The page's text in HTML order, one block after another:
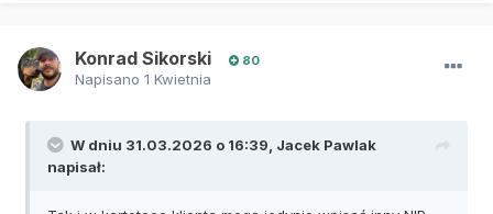
Konrad Sikorski 80
Napisano 1 Kwietnia
W dniu 31.03.2026 o 16:39, Jacek Pawlak
napisał: